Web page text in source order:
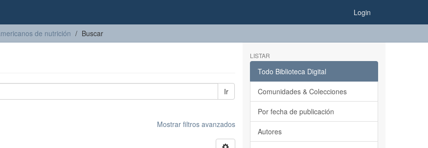
Login
de nutrición Buscar
Ir
Mostrar filtros avanzados
LISTAR
Todo Biblioteca Digital
Comunidades & Colecciones
Por fecha de publicación
Autores